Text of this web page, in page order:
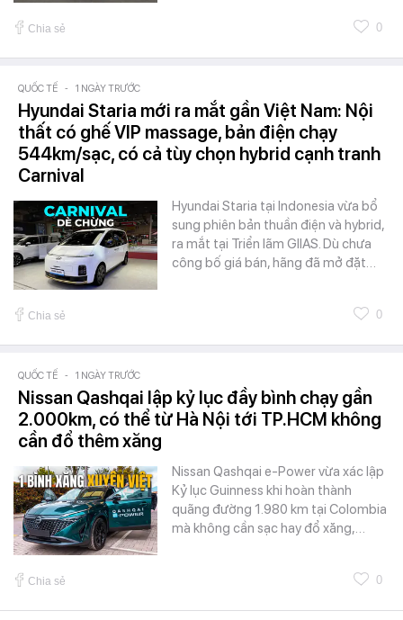
Chia sẻ 0
QUỐC TẾ - 1 NGÀY TRƯỚC
Hyundai Staria mới ra mắt gần Việt Nam: Nội
thất có ghế VIP massage, bản điện chạy
544km/sạc, có cả tùy chọn hybrid cạnh tranh
Carnival
Hyundai Staria tại Indonesia vừa bổ
sung phiên bản thuần điện và hybrid,
ra mắt tại Triển lãm GIIAS. Dù chưa
công bố giá bán, hãng đã mở đặt…
Chia sẻ 0
QUỐC TẾ - 1 NGÀY TRƯỚC
Nissan Qashqai lập kỷ lục đầy bình chạy gần
2.000km, có thể từ Hà Nội tới TP.HCM không
cần đổ thêm xăng
Nissan Qashqai e-Power vừa xác lập
Kỷ lục Guinness khi hoàn thành
quãng đường 1.980 km tại Colombia
mà không cần sạc hay đổ xăng,…
Chia sẻ 0